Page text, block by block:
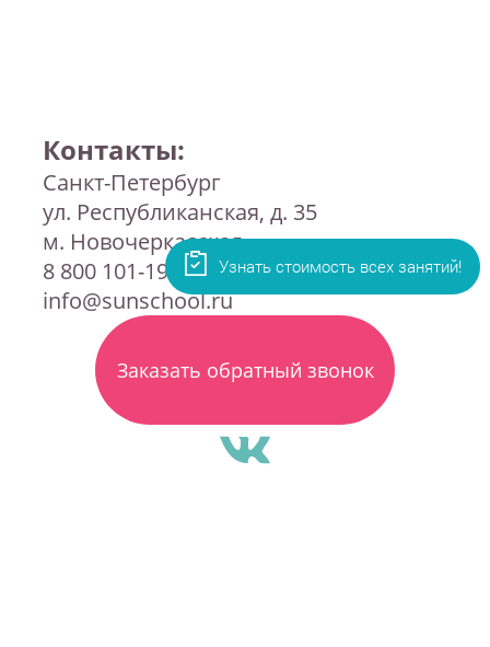
Контакты:
Санкт-Петербург
ул. Республиканская, д. 35
м. Новочеркасская
8 800 101-19-72
info@sunschool.ru
Заказать обратный звонок